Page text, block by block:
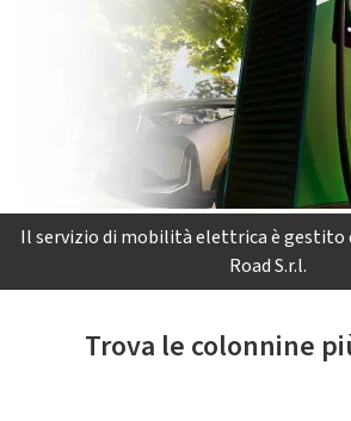
Il servizio di mobilità elettrica è gestito
Road S.r.l.
Trova le colonnine